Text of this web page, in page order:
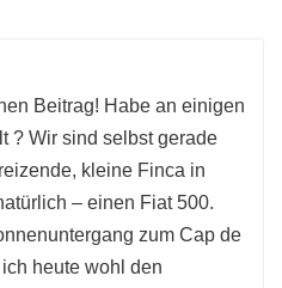
Beitrag! Habe an einigen
? Wir sind selbst gerade
kleine Finca in
– einen Fiat 500.
zum Cap de
heute wohl den